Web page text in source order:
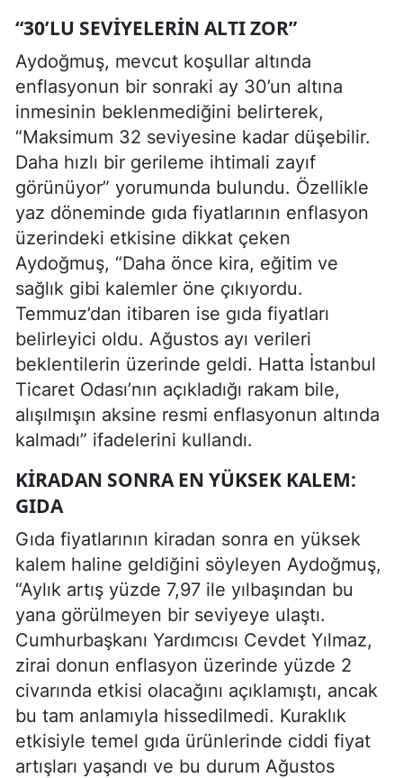
“30’LU SEVIYELERIN ALTI ZOR”
Aydoğmuş, mevcut koşullar altında
enflasyonun bir sonraki ay 30’un altına
inmesinin beklenmediğini belirterek,
“Maksimum 32 seviyesine kadar düşebilir.
Daha hızlı bir gerileme ihtimali zayıf
görünüyor” yorumunda bulundu. Özellikle
yaz döneminde gıda fiyatlarının enflasyon
üzerindeki etkisine dikkat çeken
Aydoğmuş, “Daha önce kira, eğitim ve
sağlık gibi kalemler öne çıkıyordu.
Temmuz’dan itibaren ise gıda fiyatları
belirleyici oldu. Ağustos ayı verileri
beklentilerin üzerinde geldi. Hatta İstanbul
Ticaret Odası’nın açıkladığı rakam bile,
alışılmışın aksine resmi enflasyonun altında
kalmadı” ifadelerini kullandı.
KIRADAN SONRA EN YÜKSEK KALEM:
GIDA
Gıda fiyatlarının kiradan sonra en yüksek
kalem haline geldiğini söyleyen Aydoğmuş,
“Aylık artış yüzde 7,97 ile yılbaşından bu
yana görülmeyen bir seviyeye ulaştı.
Cumhurbaşkanı Yardımcısı Cevdet Yılmaz,
zirai donun enflasyon üzerinde yüzde 2
civarında etkisi olacağını açıklamıştı, ancak
bu tam anlamıyla hissedilmedi. Kuraklık
etkisiyle temel gıda ürünlerinde ciddi fiyat
artışları yaşandı ve bu durum Ağustos